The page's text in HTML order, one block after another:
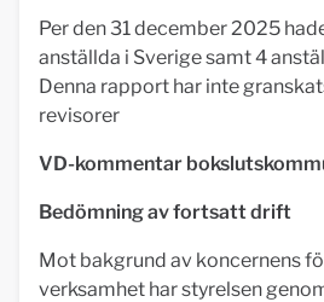
Per den 31 december 2025
anställda i Sverige samt 4
Denna rapport har inte
revisorer
VD-kommentar
Bedömning av fortsatt drift
Mot bakgrund av koncernens
verksamhet har styrelsen